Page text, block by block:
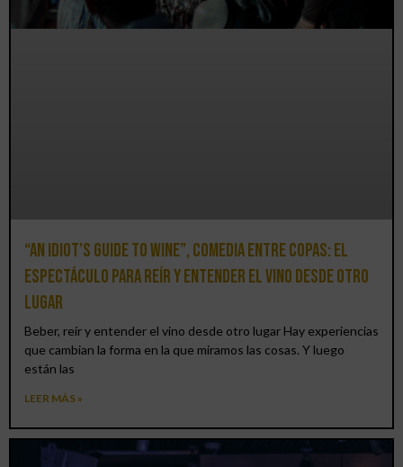
“An Idiot’s Guide to Wine”, comedia entre copas: el
espectáculo para reír y entender el vino desde otro
lugar
Beber, reír y entender el vino desde otro lugar Hay experiencias
que cambian la forma en la que miramos las cosas. Y luego
están las
LEER MÁS »